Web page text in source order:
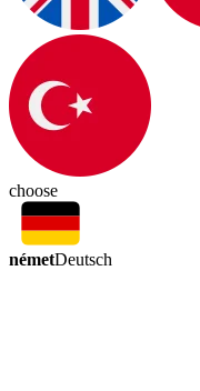
choose
németDeutsch